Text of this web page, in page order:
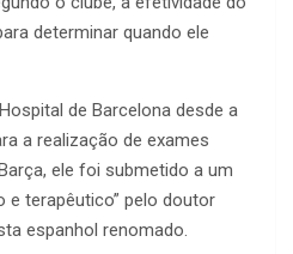
determinar quando ele
de Barcelona desde a
a realização de exames
ele foi submetido a um
e terapêutico” pelo doutor
espanhol renomado.